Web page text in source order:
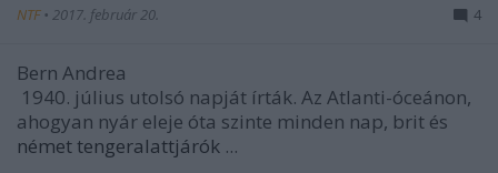
NTF • 2017. február 20. 4
Bern Andrea
1940. július utolsó napját írták. Az Atlanti-óceánon,
ahogyan nyár eleje óta szinte minden nap, brit és
német tengeralattjárók ...